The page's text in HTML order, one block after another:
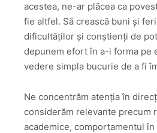
acestea, ne-ar plăcea ca
fie altfel. Să crească buni și
dificultăților și conștienți de
depunem efort în a-i forma pe
vedere simpla bucurie de a fi
Ne concentrăm atenția în
considerăm relevante precum
academice, comportamentul